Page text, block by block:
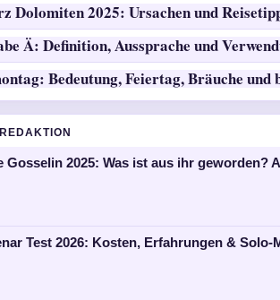
Dolomiten 2025: Ursachen und
Ä: Definition, Aussprache und
Bedeutung, Feiertag, Bräuche und
Gosselin 2025: Was ist aus ihr geworden?
Test 2026: Kosten, Erfahrungen & Solo-